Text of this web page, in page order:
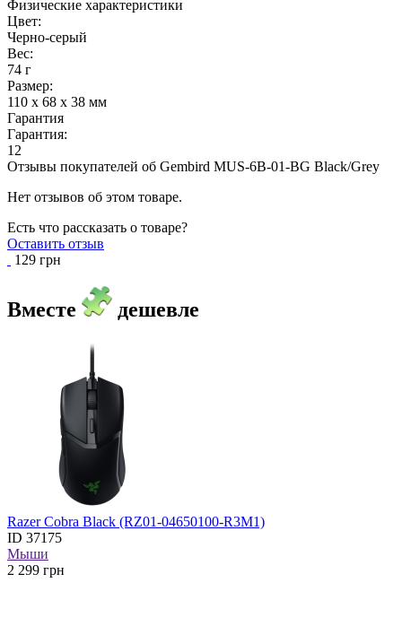
Физические характеристики
Цвет:
Черно-серый
Вес:
74 г
Размер:
110 х 68 х 38 мм
Гарантия
Гарантия:
12
Отзывы покупателей об Gembird MUS-6B-01-BG Black/Grey
Нет отзывов об этом товаре.
Есть что рассказать о товаре?
Оставить отзыв
129 грн
Вместе дешевле
Razer Cobra Black (RZ01-04650100-R3M1)
ID 37175
Мыши
2 299 грн